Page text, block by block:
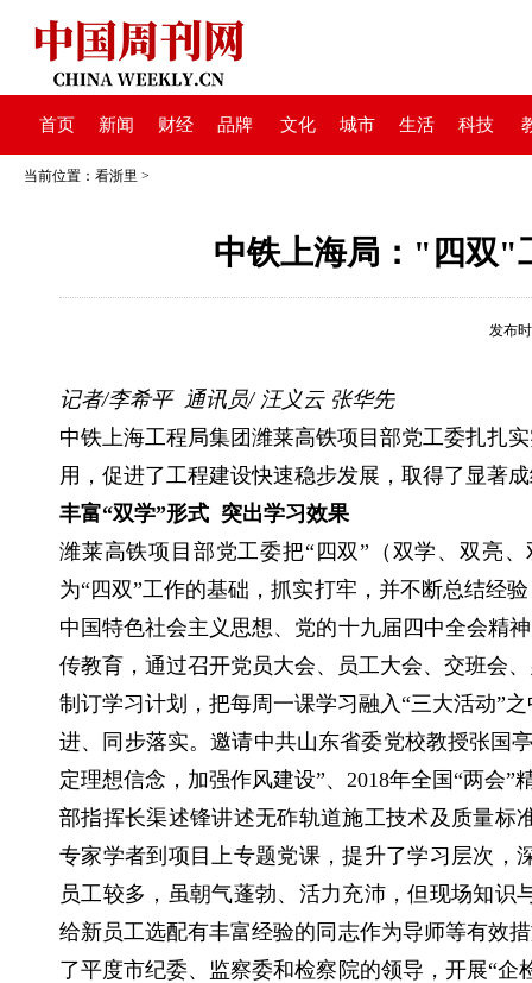
首页 新闻 财经 品牌 文化 城市 生活 科技
当前位置： 看浙里 >
中铁上海局："四双"
发布
记者/李希平 通讯员/ 汪义云 张华先
中铁上海工程局集团潍莱高铁项目部党工委扎扎
用，促进了工程建设快速稳步发展，取得了显著
丰富“双学”形式 突出学习效果
潍莱高铁项目部党工委把“四双”（双学、双亮
为“四双”工作的基础，抓实打牢，并不断总结经
中国特色社会主义思想、党的十九届四中全会精
传教育，通过召开党员大会、员工大会、交班会
制订学习计划，把每周一课学习融入“三大活动”
进、同步落实。邀请中共山东省委党校教授张国
定理想信念，加强作风建设”、2018年全国“两会
部指挥长渠述锋讲述无砟轨道施工技术及质量标
专家学者到项目上专题党课，提升了学习层次，
员工较多，虽朝气蓬勃、活力充沛，但现场知
给新员工选配有丰富经验的同志作为导师等有效
了平度市纪委、监察委和检察院的领导，开展“